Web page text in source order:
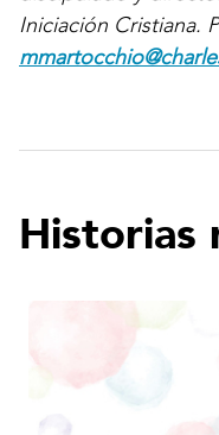
Iniciación Cristiana.
Historias